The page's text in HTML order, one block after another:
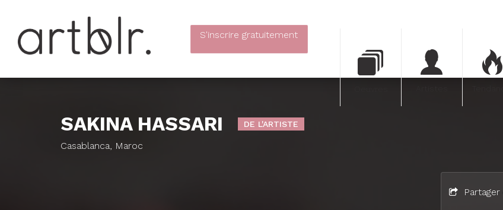
S'inscrire gratuitement
SAKINA HASSARI DE L'ARTISTE
Casablanca, Maroc